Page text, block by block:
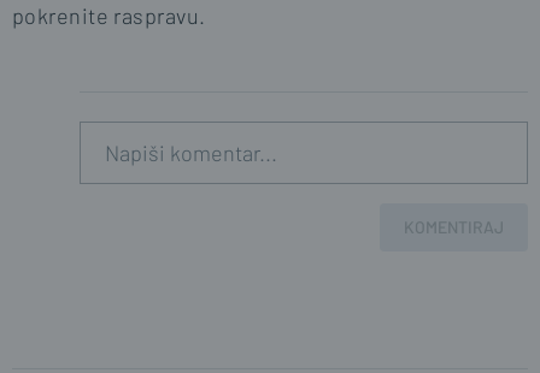
pokrenite raspravu.
KOMENTIRAJ